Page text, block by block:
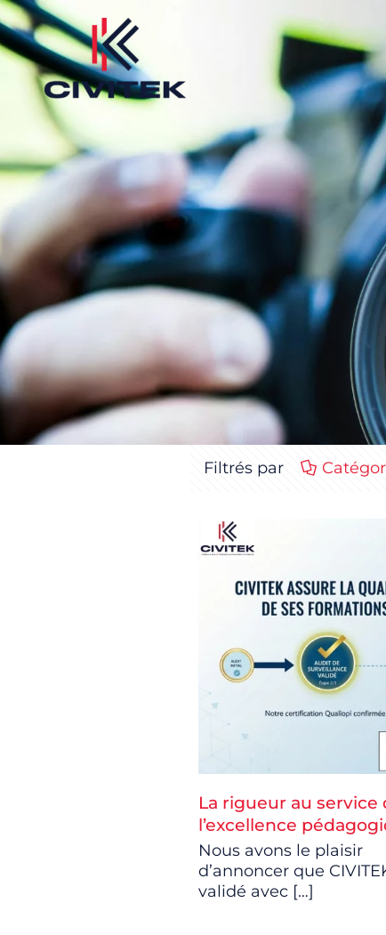
Filtrés par
La rigueur au service
l’excellence
Nous avons le plaisir
d’annoncer que
validé avec […]